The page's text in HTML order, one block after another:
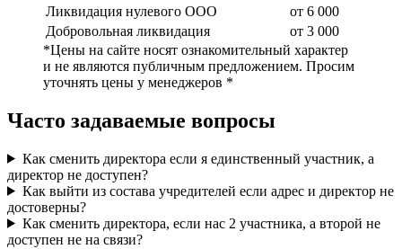
Ликвидация нулевого ООО
от 6 000
Добровольная ликвидация
от 3 000
*Цены на сайте носят ознакомительный характер
и не являются публичным предложением. Просим
уточнять цены у менеджеров *
Часто задаваемые вопросы
Как сменить директора если я единственный участник, а
директор не доступен?
Как выйти из состава учредителей если адрес и директор не
достоверны?
Как сменить директора, если нас 2 участника, а второй не
доступен не на связи?